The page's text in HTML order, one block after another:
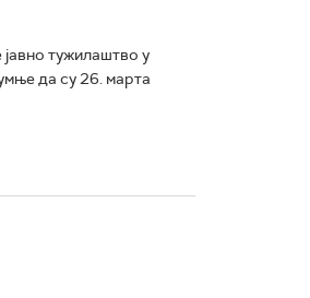
тужилаштво у
да су 26. марта